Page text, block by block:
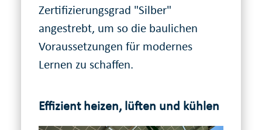
Zertifizierungsgrad "Silber"
angestrebt, um so die baulichen
Voraussetzungen für modernes
Lernen zu schaffen.
Effizient heizen, lüften und kühlen